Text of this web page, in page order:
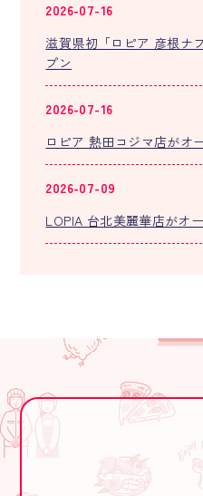
2026-07-16
滋賀県初「ロピア 彦根ナ
プン
2026-07-16
ロピア 熱田コジマ店がオ
2026-07-09
LOPIA 台北美麗華店がオ